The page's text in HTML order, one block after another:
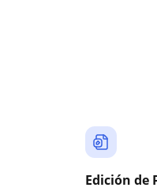
Edición de